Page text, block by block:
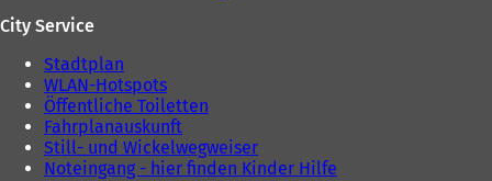
City Service
Stadtplan
WLAN-Hotspots
Öffentliche Toiletten
Fahrplanauskunft
Still- und Wickelwegweiser
Noteingang - hier finden Kinder Hilfe